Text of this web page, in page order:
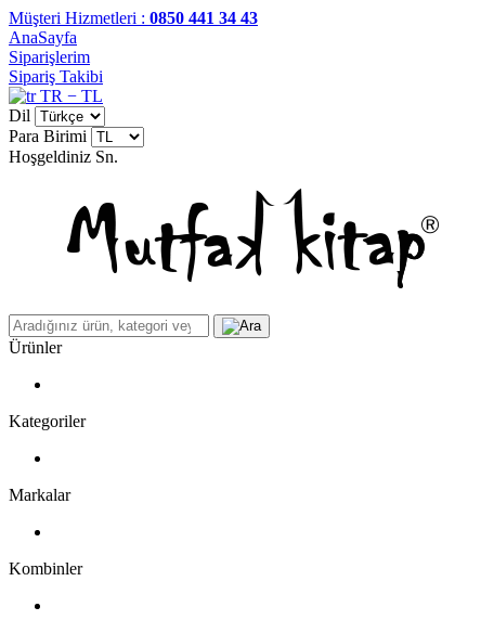
Müşteri Hizmetleri : 0850 441 34 43
AnaSayfa
Siparişlerim
Sipariş Takibi
TR − TL
Dil
Para Birimi
Hoşgeldiniz Sn.
Ürünler
Kategoriler
Markalar
Kombinler